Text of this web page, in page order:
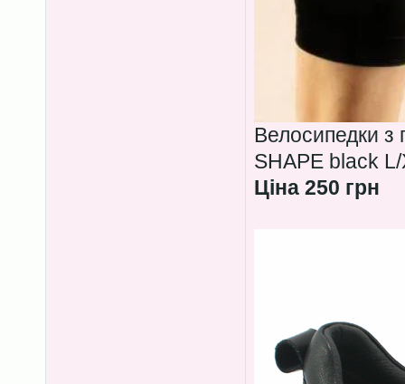
Велосипедки
SHAPE black
Ціна 250 грн